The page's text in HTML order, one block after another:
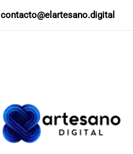
contacto@elartesano.digital